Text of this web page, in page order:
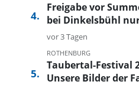
Freigabe vor
bei Dinkelsbühl
vor 3 Tagen
ROTHENBURG
Taubertal-Festival
Unsere Bilder der